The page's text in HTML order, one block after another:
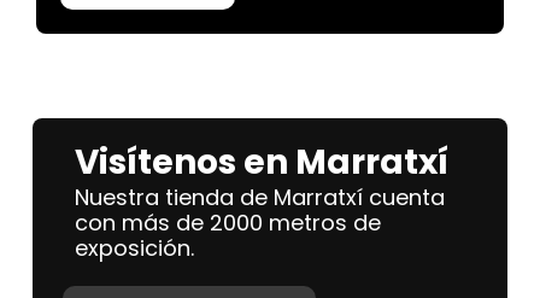
Visítenos en Marratxí
Nuestra tienda de Marratxí cuenta
con más de 2000 metros de
exposición.